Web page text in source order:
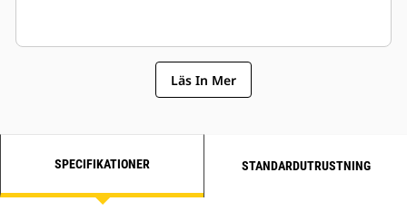
Läs In Mer
SPECIFIKATIONER STANDARDUTRUSTNING